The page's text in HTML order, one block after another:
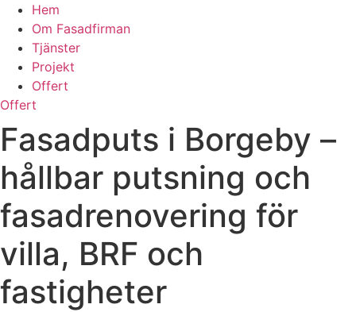
Hem
Om Fasadfirman
Tjänster
Projekt
Offert
Offert
Fasadputs i Borgeby –
hållbar putsning och
fasadrenovering för
villa, BRF och
fastigheter